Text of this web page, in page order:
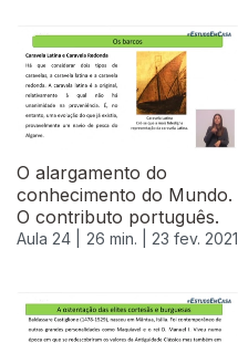
O alargamento do
conhecimento do Mundo.
O contributo português.
Aula 24 | 26 min. | 23 fev. 2021